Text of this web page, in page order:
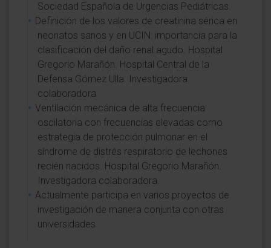
Sociedad Española de Urgencias Pediátricas.
Definición de los valores de creatinina sérica en
neonatos sanos y en UCIN: importancia para la
clasificación del daño renal agudo. Hospital
Gregorio Marañón. Hospital Central de la
Defensa Gómez Ulla. Investigadora
colaboradora
Ventilación mecánica de alta frecuencia
oscilatoria con frecuencias elevadas como
estrategia de protección pulmonar en el
síndrome de distrés respiratorio de lechones
recién nacidos. Hospital Gregorio Marañón.
Investigadora colaboradora.
Actualmente participa en varios proyectos de
investigación de manera conjunta con otras
universidades